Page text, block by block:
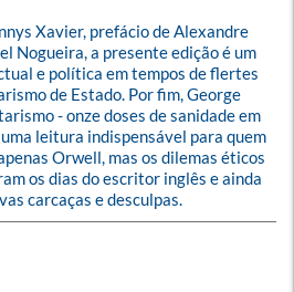
Xavier, prefácio de Alexandre
Nogueira, a presente edição é um
e política em tempos de flertes
de Estado. Por fim, George
- onze doses de sanidade em
leitura indispensável para quem
Orwell, mas os dilemas éticos
os dias do escritor inglês e ainda
carcaças e desculpas.